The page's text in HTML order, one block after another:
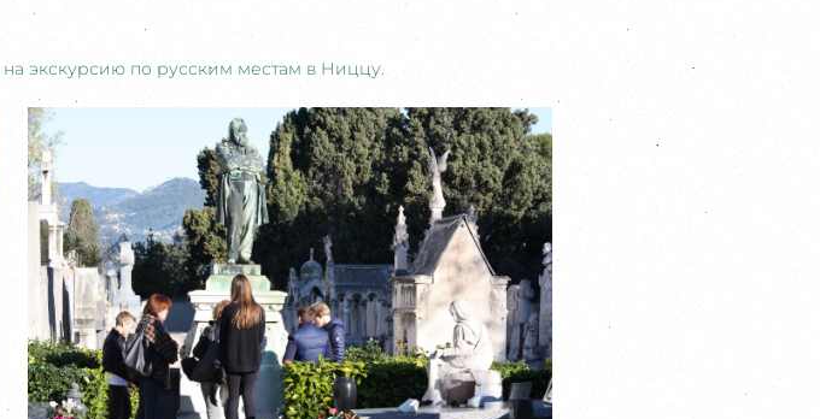
экскурсию по русским местам в Ниццу.